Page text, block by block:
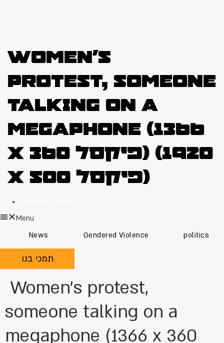
Women’s
protest, someone
talking on a
megaphone (1366
x 360 פיקסל) (1920
x 500 פיקסל)
Menu
News
Gendered Violence politics
תמכי בנו
Women’s protest,
someone talking on a
megaphone (1366 x 360